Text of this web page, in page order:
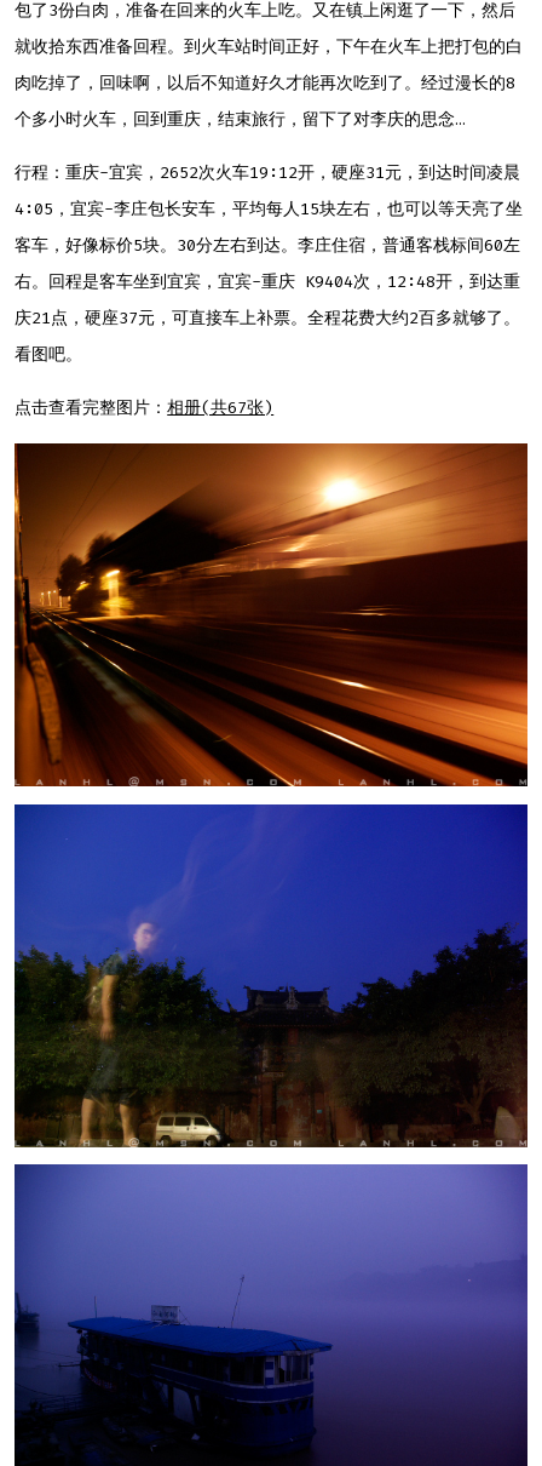
包了3份白肉，准备在回来的火车上吃。又在镇上闲逛了一下，然后
就收拾东西准备回程。到火车站时间正好，下午在火车上把打包的白
肉吃掉了，回味啊，以后不知道好久才能再次吃到了。经过漫长的8
个多小时火车，回到重庆，结束旅行，留下了对李庆的思念…
行程：重庆-宜宾，2652次火车19:12开，硬座31元，到达时间凌晨
4:05，宜宾-李庄包长安车，平均每人15块左右，也可以等天亮了坐
客车，好像标价5块。30分左右到达。李庄住宿，普通客栈标间60左
右。回程是客车坐到宜宾，宜宾-重庆 K9404次，12:48开，到达重
庆21点，硬座37元，可直接车上补票。全程花费大约2百多就够了。
看图吧。
点击查看完整图片：相册(共67张)